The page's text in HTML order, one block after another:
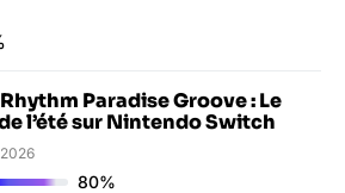
Rhythm Paradise Groove : Le
l’été sur Nintendo Switch
80%